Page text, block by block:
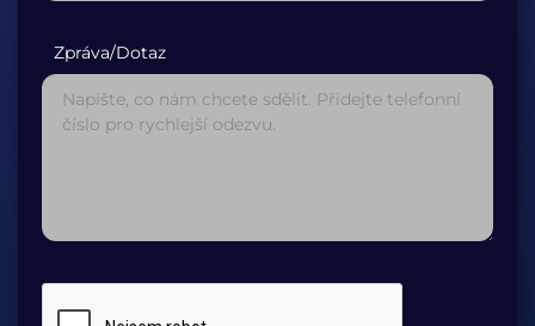
Zpráva/Dotaz